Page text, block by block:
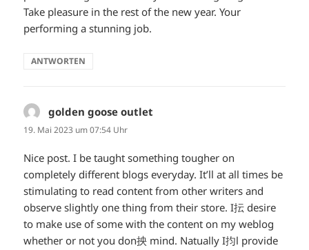
Take pleasure in the rest of the new year. Your
performing a stunning job.
ANTWORTEN
golden goose outlet
19. Mai 2023 um 07:54 Uhr
Nice post. I be taught something tougher on
completely different blogs everyday. It’ll at all times be
stimulating to read content from other writers and
observe slightly one thing from their store. I抎 desire
to make use of some with the content on my weblog
whether or not you don抰 mind. Natually I抣l provide